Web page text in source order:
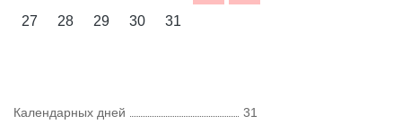
27
28 29 30 31
Календарных дней
31